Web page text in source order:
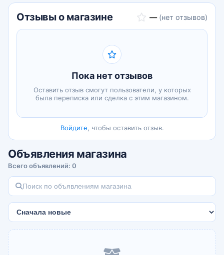
Отзывы о магазине — (нет отзывов)
Пока нет отзывов
Оставить отзыв смогут пользователи, у которых
была переписка или сделка с этим магазином.
Войдите, чтобы оставить отзыв.
Объявления магазина
Всего объявлений: 0